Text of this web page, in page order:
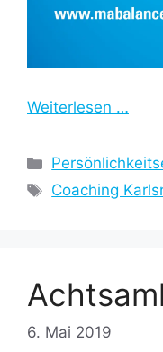
Weiterlesen …
Kategorien
Schlagwörter
Coaching
6. Mai 2019